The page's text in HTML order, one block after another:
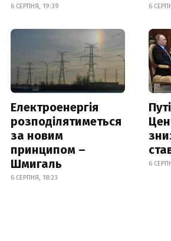
6 СЕРПНЯ, 19:39 6
Електроенергія
розподілятиметься
за новим
принципом –
Шмигаль
6 СЕРПНЯ, 18:23
6